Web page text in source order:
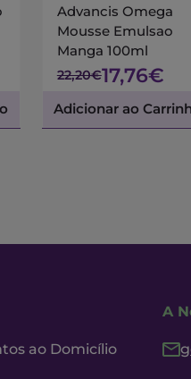
Advancis Omega
Mousse Emulsao
Manga 100ml
22,20€17,76€
Adicionar ao
ao Domicílio
A